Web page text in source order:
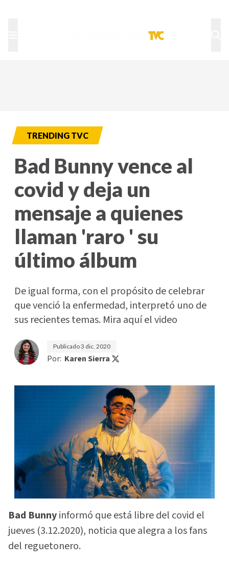
TRENDING TVC
Bad Bunny vence al
covid y deja un
mensaje a quienes
llaman 'raro ' su
último álbum
De igual forma, con el propósito de celebrar
que venció la enfermedad, interpretó uno de
sus recientes temas. Mira aquí el video
Publicado3 dic. 2020
Por: Karen Sierra
Bad Bunnyinformó que está libre del covid el
jueves (3.12.2020), noticia que alegra a los fans
del reguetonero.